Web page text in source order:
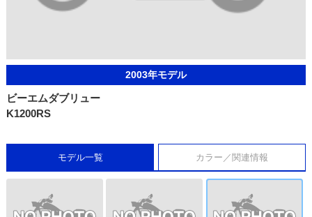
2003年モデル
ビーエムダブリュー
K1200RS
モデル一覧 カラー／関連情報